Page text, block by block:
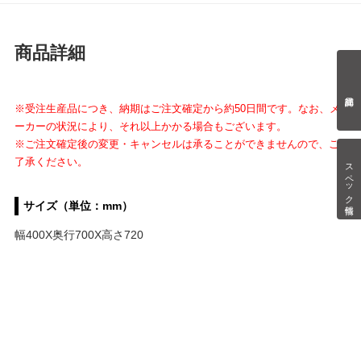
スペック情報
商品詳細
※受注生産品につき、納期はご注文確定から約50日間です。なお、メ
ーカーの状況により、それ以上かかる場合もございます。
※ご注文確定後の変更・キャンセルは承ることができませんので、ご
了承ください。
サイズ（単位：mm）
幅400X奥行700X高さ720